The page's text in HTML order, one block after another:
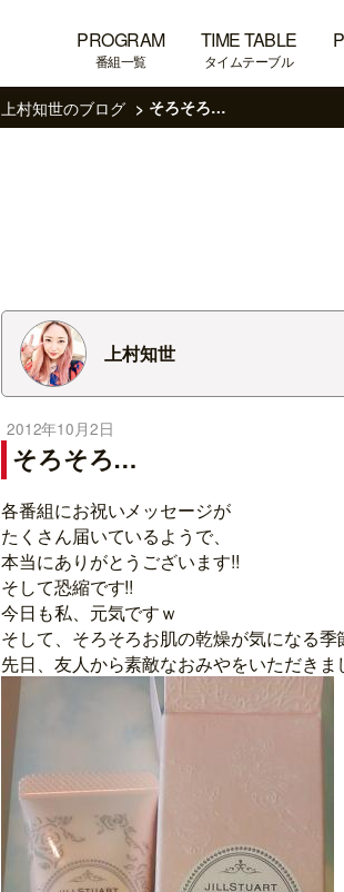
PROGRAM
番組一覧
TIME TABLE
タイムテーブル
上村知世のブログ そろそろ…
上村知世
2012年10月2日
そろそろ…
各番組にお祝いメッセージが
たくさん届いているようで、
本当にありがとうございます!!
そして恐縮です!!
今日も私、元気ですｗ
そして、そろそろお肌の乾燥が気になる季
先日、友人から素敵なおみやをいただきま